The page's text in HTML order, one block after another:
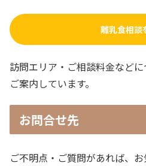
離乳食相談
訪問エリア・ご相談料金などに
ご案内しています。
お問合せ先
ご不明点・ご質問があれば、